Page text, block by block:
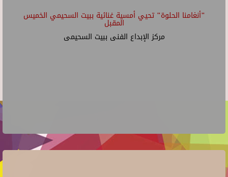
"أنغامنا الحلوة" تحيي أمسية غنائية ببيت السحيمي الخميس
المقبل
مركز الإبداع الفنى ببيت السحيمى